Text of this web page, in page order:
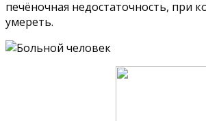
печёночная недостаточность, при
умереть.